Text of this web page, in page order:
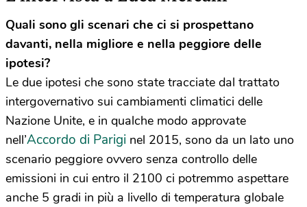
Quali sono gli scenari che ci si prospettano
davanti, nella migliore e nella peggiore delle
ipotesi?
Le due ipotesi che sono state tracciate dal trattato
intergovernativo sui cambiamenti climatici delle
Nazione Unite, e in qualche modo approvate
nell’Accordo di Parigi nel 2015, sono da un lato uno
scenario peggiore ovvero senza controllo delle
emissioni in cui entro il 2100 ci potremmo aspettare
anche 5 gradi in più a livello di temperatura globale